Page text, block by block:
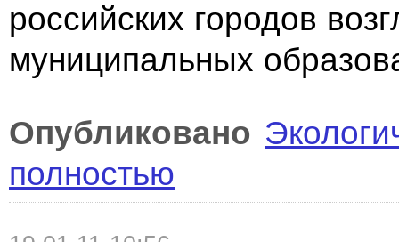
российских городов
муниципальных
Опубликовано
полностью